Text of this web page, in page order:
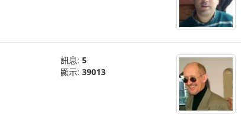
訊息: 5
顯示: 39013